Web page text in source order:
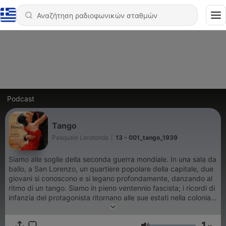
Podcast
Tango
Pasquale Larotonda 13 - 001_tango_1939
Siamo alle soglie della seconda guerra mondiale. In una sala da
ballo, a San Lorenzo, un quartiere popolare della capitale, due
giovani si conoscono e si legano profondamente, danzando al
ritmo di un tango. Siamo in pieno ventennio fascista; i ricordi di
infanzia del protagonista ritornano alle sue estati nella colonia
romagnola per i figli degli italiani all'estero, trascorse sulle rive